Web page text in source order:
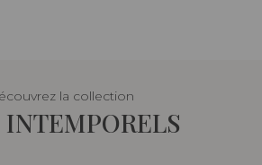
la collection